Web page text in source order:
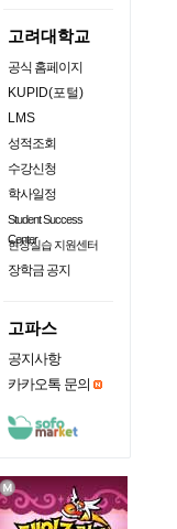
고려대학교
공식 홈페이지
KUPID(포털)
LMS
성적조회
수강신청
학사일정
Student Success
Center
현장실습 지원센터
장학금 공지
고파스
공지사항
카카오톡 문의